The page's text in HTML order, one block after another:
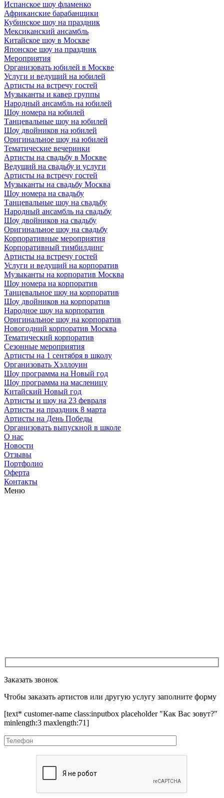
Испанское шоу фламенко
Африканские барабанщики
Кубинское шоу на праздник
Мексиканский ансамбль
Китайское шоу в Москве
Японское шоу на праздник
Мероприятия
Организовать юбилей в Москве
Услуги и ведущий на юбилей
Артисты на встречу гостей
Музыканты и кавер группы
Народный ансамбль на юбилей
Шоу номера на юбилей
Танцевальные шоу на юбилей
Шоу двойников на юбилей
Оригинальное шоу на юбилей
Тематические вечеринки
Артисты на свадьбу в Москве
Ведущий на свадьбу и услуги
Артисты на встречу гостей
Музыканты на свадьбу Москва
Шоу номера на свадьбу
Танцевальные шоу на свадьбу
Народный ансамбль на свадьбу
Шоу двойников на свадьбу
Оригинальное шоу на свадьбу
Корпоративные мероприятия
Корпоративный тимбилдинг
Артисты на встречу гостей
Услуги и ведущий на корпоратив
Музыканты на корпоратив Москва
Шоу номера на корпоратив
Танцевальное шоу на корпоратив
Шоу двойников на корпоратив
Народное шоу на корпоратив
Оригинальное шоу на корпоратив
Новогодний корпоратив Москва
Тематический корпоратив
Сезонные мероприятия
Артисты на 1 сентября в школу
Организовать Хэллоуин
Шоу программа на Новый год
Шоу программа на масленицу
Китайский Новый год
Артисты и шоу на 23 февраля
Артисты на праздник 8 марта
Артисты на День Победы
Организовать выпускной в школе
О нас
Новости
Отзывы
Портфолио
Оферта
Контакты
Меню
Заказать звонок
Чтобы заказать артистов или другую услугу заполните форму
[text* customer-name class:inputbox placeholder "Как Вас зовут?"
minlength:3 maxlength:71]